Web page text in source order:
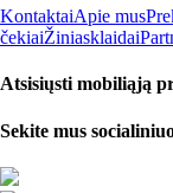
KontaktaiApie mus
čekiaiŽiniasklaidai
Atsisiųsti mobiliąją
Sekite mus